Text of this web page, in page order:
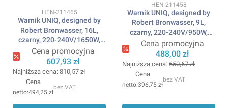
Kod produktu
HEN-211465
Warnik UNIQ, designed by
Robert Bronwasser, 16L,
czarny, 220-240V/1650W,
357x380x(H)502mm HENDI
Cena promocyjna
607,93 zł
Najniższa cena: 810,57 zł
Cena
494,25 zł
bez VAT
Kod produktu
HEN-211458
Warnik UNIQ, designed by
Robert Bronwasser, 9L,
czarny, 220-240V/950W,
307x330x(H)450mm HENDI
Cena promocyjna
488,00 zł
Najniższa cena: 650,67 zł
Cena
396,75 zł
bez VAT